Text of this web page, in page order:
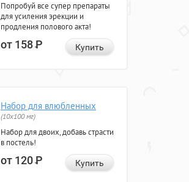
Попробуй все супер препараты
для усиления эрекции и
продления полового акта!
от 158Р Купить
Набор для влюбленных
(10х100 мг)
Набор для двоих, добавь страсти
в постель!
от 120Р Купить